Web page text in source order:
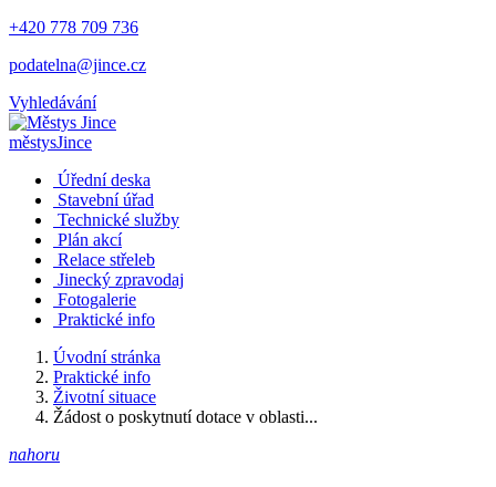
+420 778 709 736
podatelna@jince.cz
Vyhledávání
městysJince
Úřední deska
Stavební úřad
Technické služby
Plán akcí
Relace střeleb
Jinecký zpravodaj
Fotogalerie
Praktické info
Úvodní stránka
Praktické info
Životní situace
Žádost o poskytnutí dotace v oblasti...
nahoru